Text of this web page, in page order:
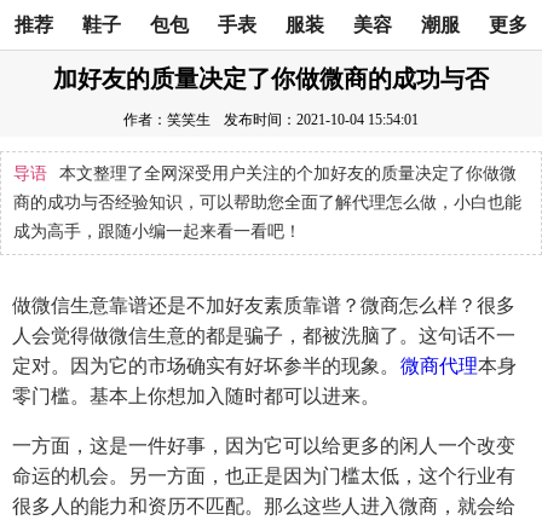
推荐 鞋子 包包 手表 服装 美容 潮服 更多
加好友的质量决定了你做微商的成功与否
作者：笑笑生 发布时间：2021-10-04 15:54:01
导语
本文整理了全网深受用户关注的个加好友的质量决定了你做微
商的成功与否经验知识，可以帮助您全面了解代理怎么做，小白也能
成为高手，跟随小编一起来看一看吧！
做微信生意靠谱还是不加好友素质靠谱？微商怎么样？很多
人会觉得做微信生意的都是骗子，都被洗脑了。这句话不一
定对。因为它的市场确实有好坏参半的现象。 微商代理本身
零门槛。基本上你想加入随时都可以进来。
一方面，这是一件好事，因为它可以给更多的闲人一个改变
命运的机会。另一方面，也正是因为门槛太低，这个行业有
很多人的能力和资历不匹配。那么这些人进入微商，就会给